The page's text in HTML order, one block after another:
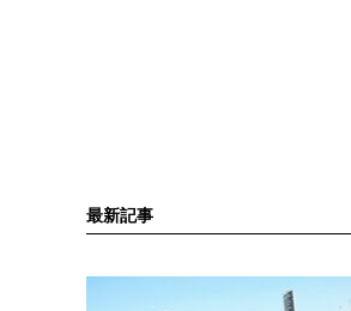
最新記事